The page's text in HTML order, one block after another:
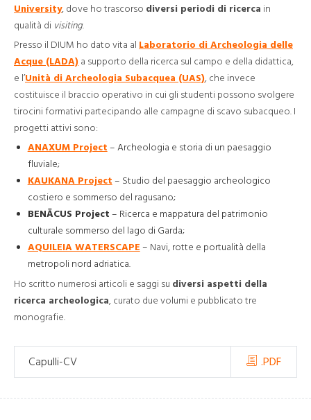
University, dove ho trascorso diversi periodi di ricerca in
qualità di visiting.
Presso il DIUM ho dato vita al Laboratorio di Archeologia delle
Acque (LADA) a supporto della ricerca sul campo e della didattica,
e l’Unità di Archeologia Subacquea (UAS), che invece
costituisce il braccio operativo in cui gli studenti possono svolgere
tirocini formativi partecipando alle campagne di scavo subacqueo. I
progetti attivi sono:
ANAXUM Project– Archeologia e storia di un paesaggio
fluviale;
KAUKANA Project– Studio del paesaggio archeologico
costiero e sommerso del ragusano;
BENĀCUS Project – Ricerca e mappatura del patrimonio
culturale sommerso del lago di Garda;
AQUILEIA WATERSCAPE– Navi, rotte e portualità della
metropoli nord adriatica.
Ho scritto numerosi articoli e saggi su diversi aspetti della
ricerca archeologica, curato due volumi e pubblicato tre
monografie.
Capulli-CV .PDF